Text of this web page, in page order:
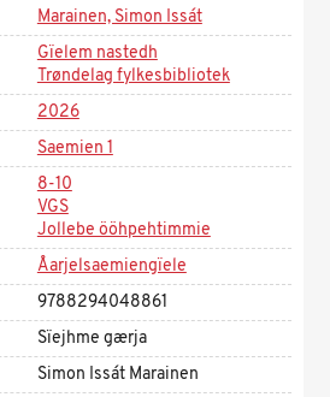
Marainen, Simon Issát
Gïelem nastedh
Trøndelag fylkesbibliotek
2026
Saemien 1
8-10
VGS
Jollebe ööhpehtimmie
Åarjelsaemiengïele
9788294048861
Sïejhme gærja
Simon Issát Marainen